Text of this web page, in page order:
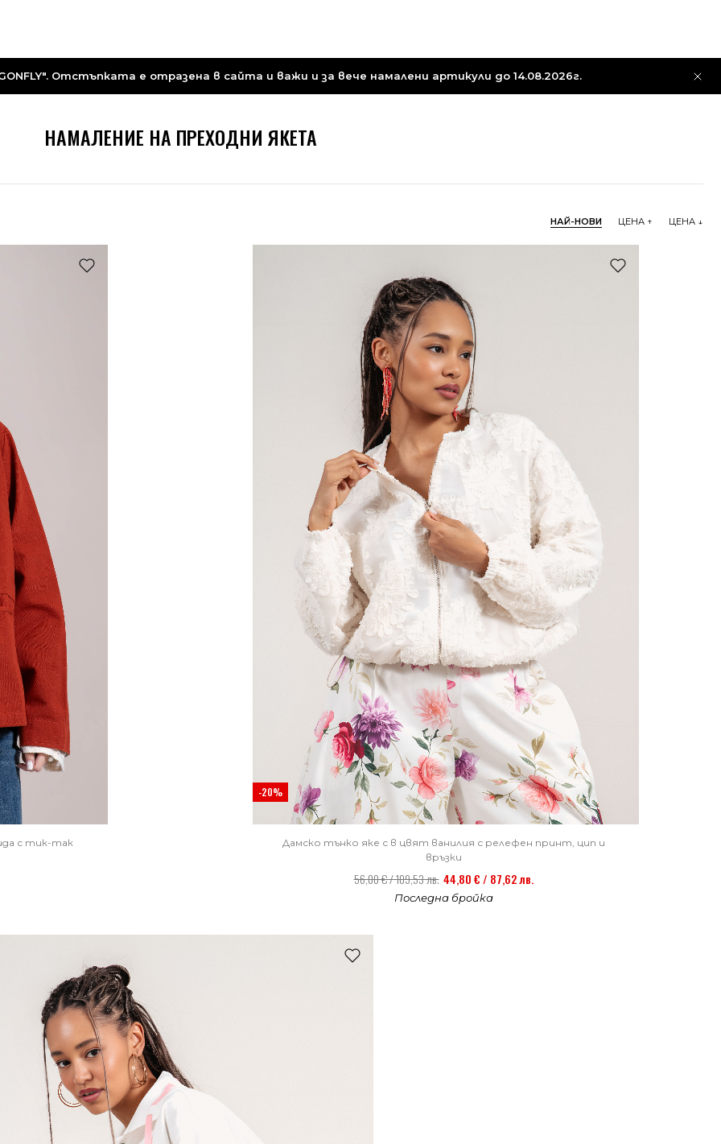
Отстъпката е отразена в сайта и важи и за вече намалени артикули до 14.08.2026г.
НАМАЛЕНИЕ НА ПРЕХОДНИ ЯКЕТА
НАЙ-НОВИ ЦЕНА ↑ ЦЕНА ↓
с тик-так
-20%
Дамско тънко яке с в цвят ванилия с релефен принт, цип и
връзки
56,00 € / 109,53 лв. 44,80 € / 87,62 лв.
Последна бройка